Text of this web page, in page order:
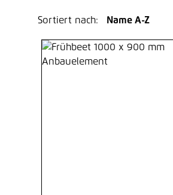
Sortiert nach: